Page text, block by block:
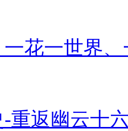
一花一世界
重返幽云十